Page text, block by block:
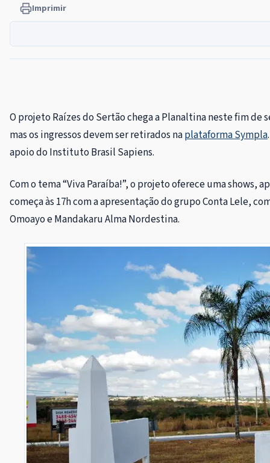
Imprimir
O projeto Raízes do Sertão chega a Planaltina neste fim de
mas os ingressos devem ser retirados naplataforma Sympla
apoio do Instituto Brasil Sapiens.
Com o tema“Viva Paraíba!”, o projeto oferece uma shows,
começa às 17h com a apresentação do grupo Conta Lele,
Omoayo e Mandakaru Alma Nordestina.